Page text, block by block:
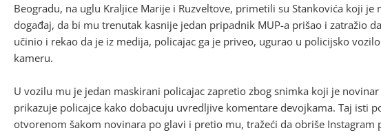
Beogradu, na uglu Kraljice Marije i Ruzveltove, primetili su Stankovića koji
događaj, da bi mu trenutak kasnije jedan pripadnik MUP-a prišao i zatražio
učinio i rekao da je iz medija, policajac ga je priveo, ugurao u policijsko
kameru.
U vozilu mu je jedan maskirani policajac zapretio zbog snimka koji je
prikazuje policajce kako dobacuju uvredljive komentare devojkama. Taj isti
otvorenom šakom novinara po glavi i pretio mu, tražeći da obriše Instagram